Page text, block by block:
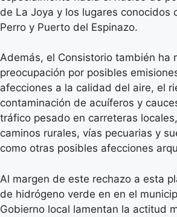
de La Joya y los lugares conocidos
Perro y Puerto del Espinazo.
Además, el Consistorio también ha
preocupación por posibles
afecciones a la calidad del aire, el
contaminación de acuíferos y
tráfico pesado en carreteras
caminos rurales, vías pecuarias y
como otras posibles afecciones
Al margen de este rechazo a esta
de hidrógeno verde en en el
Gobierno local lamentan la actitud